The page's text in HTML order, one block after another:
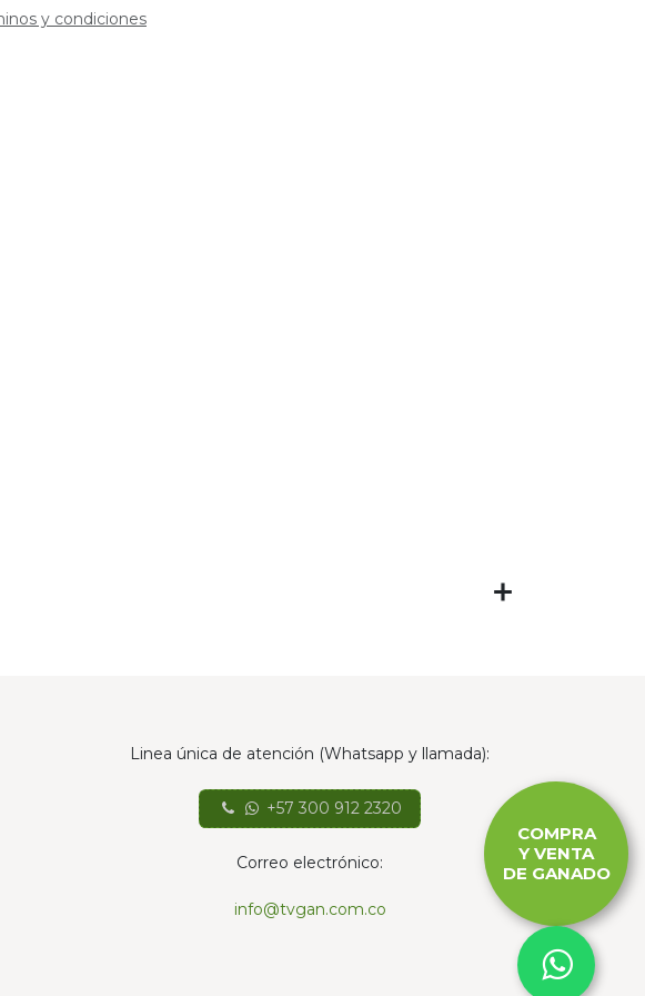
y condiciones
Linea única de atención (Whatsapp y llamada):
+57 300 912 2320
Correo electrónico:
info@tvgan.com.co
COMPRA
Y VENTA
DE GANADO